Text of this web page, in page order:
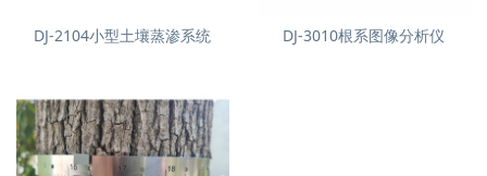
DJ-2104小型土壤蒸渗系统 DJ-3010根系图像分析仪